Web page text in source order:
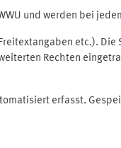
und werden bei
etc.).
Rechten
erfasst.